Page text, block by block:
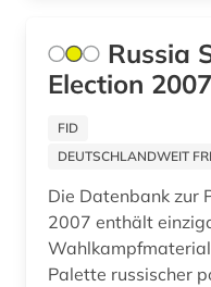
Russia
Election 2007
FID
DEUTSCHLANDWEIT
Die Datenbank zur
2007 enthält
Palette russischer